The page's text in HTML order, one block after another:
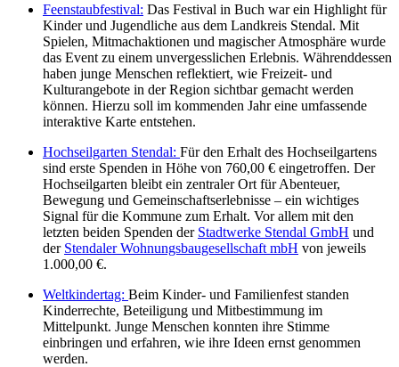
Feenstaubfestival: Das Festival in Buch war ein Highlight für
Kinder und Jugendliche aus dem Landkreis Stendal. Mit
Spielen, Mitmachaktionen und magischer Atmosphäre wurde
das Event zu einem unvergesslichen Erlebnis. Währenddessen
haben junge Menschen reflektiert, wie Freizeit- und
Kulturangebote in der Region sichtbar gemacht werden
können. Hierzu soll im kommenden Jahr eine umfassende
interaktive Karte entstehen.
Hochseilgarten Stendal: Für den Erhalt des Hochseilgartens
sind erste Spenden in Höhe von 760,00 € eingetroffen. Der
Hochseilgarten bleibt ein zentraler Ort für Abenteuer,
Bewegung und Gemeinschaftserlebnisse – ein wichtiges
Signal für die Kommune zum Erhalt. Vor allem mit den
letzten beiden Spenden der Stadtwerke Stendal GmbH und
der Stendaler Wohnungsbaugesellschaft mbH von jeweils
1.000,00 €.
Weltkindertag: Beim Kinder- und Familienfest standen
Kinderrechte, Beteiligung und Mitbestimmung im
Mittelpunkt. Junge Menschen konnten ihre Stimme
einbringen und erfahren, wie ihre Ideen ernst genommen
werden.